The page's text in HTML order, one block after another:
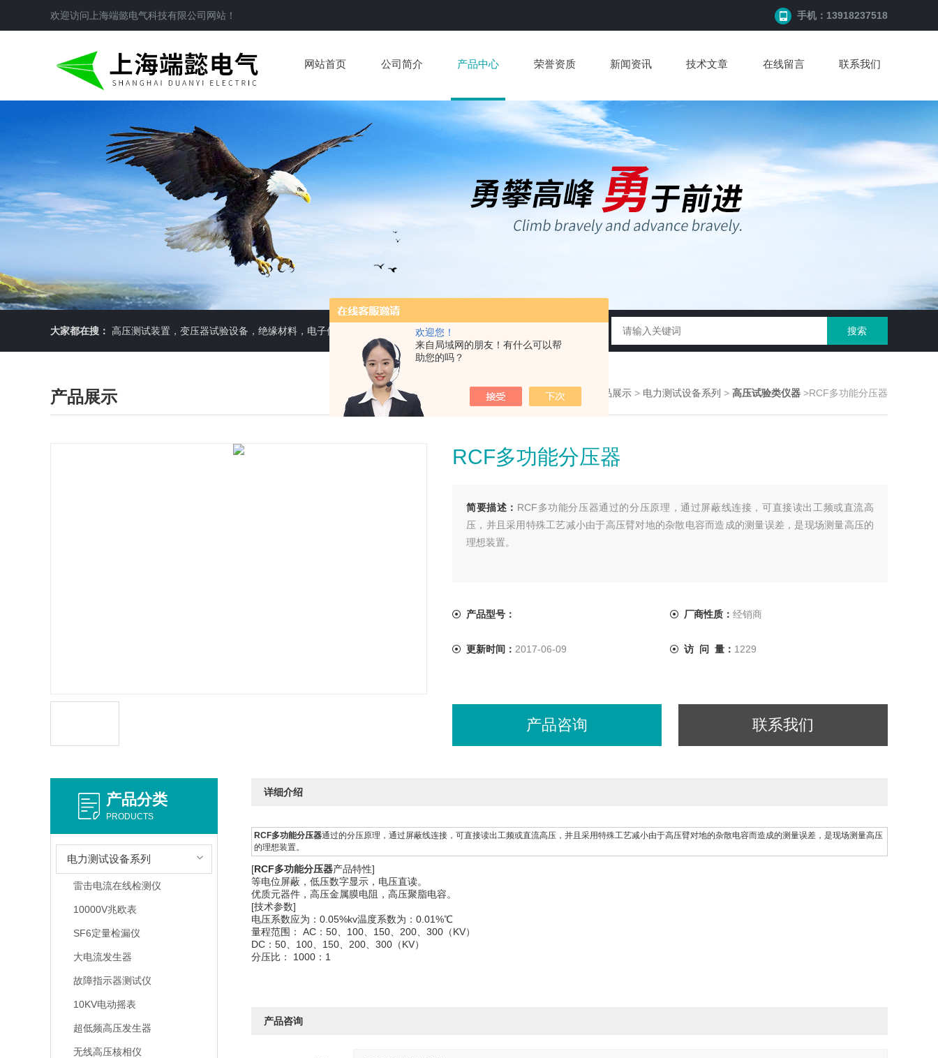
欢迎您！
来自局域网的朋友！有什么可以帮
助您的吗？
欢迎访问 上海端懿电气科技有限公司 网站！ 手机：13918237518
网站首页 公司简介 产品中心 荣誉资质 新闻资讯 技术文章 在线留言 联系我们
大家都在搜： 高压测试装置，变压器试验设备，绝缘材料，电子仪器仪表
产品展示 您现在的位置：>首页 产品展示 > 电力测试设备系列 > 高压试验类仪器 >RCF多功能分压器
RCF多功能分压器
简要描述： RCF多功能分压器通过的分压原理，通过屏蔽线连接，可直接读出工频或直流高
压，并且采用特殊工艺减小由于高压臂对地的杂散电容而造成的测量误差，是现场测量高压的
理想装置。
产品型号： 厂商性质： 经销商
更新时间： 2017-06-09 访 问 量： 1229
产品咨询 联系我们
产品分类
PRODUCTS
电力测试设备系列
雷击电流在线检测仪
10000V兆欧表
SF6定量检漏仪
大电流发生器
故障指示器测试仪
10KV电动摇表
超低频高压发生器
无线高压核相仪
详细介绍
RCF多功能分压器通过的分压原理，通过屏蔽线连接，可直接读出工频或直流高压，并且采用特殊工艺减小由于高压臂对地的杂散电容而造成的测量误差，是现场测量高压
的理想装置。
[RCF多功能分压器产品特性]
等电位屏蔽，低压数字显示，电压直读。
优质元器件，高压金属膜电阻，高压聚脂电容。
[技术参数]
电压系数应为：0.05%kv温度系数为：0.01%℃
量程范围： AC：50、100、150、200、300（KV）
DC：50、100、150、200、300（KV）
分压比： 1000：1
产品咨询